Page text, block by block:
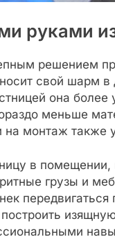
руками
решением
свой шарм
она
меньше
монтаж также
в
грузы и
передвигаться